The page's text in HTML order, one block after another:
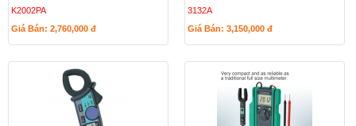
K2002PA
Giá Bán: 2,760,000 đ
3132A
Giá Bán: 3,150,000 đ